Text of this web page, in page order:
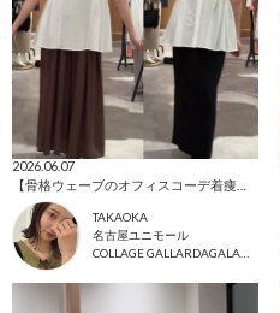
2026.06.07
TAKAOKA
名古屋ユニモール
COLLAGE GALLARDAGALANTE